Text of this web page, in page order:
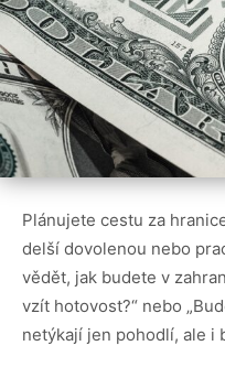
Plánujete cestu za
delší dovolenou nebo
vědět, jak budete v
vzít hotovost?“ nebo
netýkají jen pohodlí, ale i